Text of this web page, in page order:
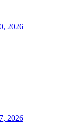
2026
2026